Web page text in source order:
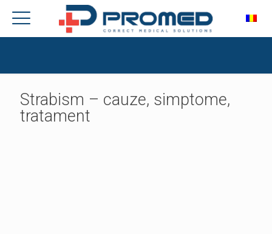
Strabism – cauze, simptome,
tratament